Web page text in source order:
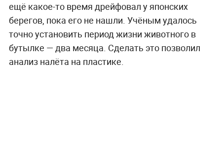
ещё какое-то время дрейфовал у японских
берегов, пока его не нашли. Учёным удалось
точно установить период жизни животного в
бутылке — два месяца. Сделать это позволил
анализ налёта на пластике.